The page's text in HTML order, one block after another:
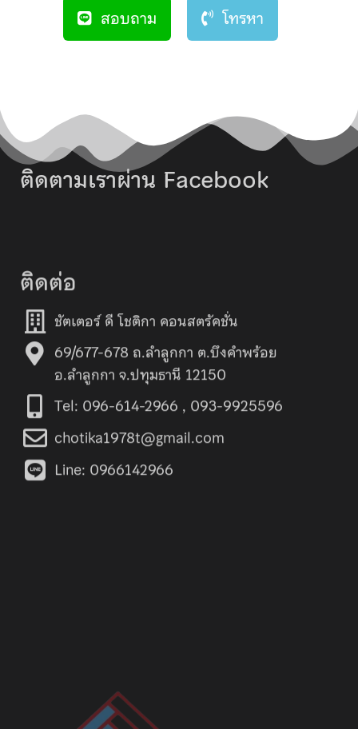
สอบถาม โทรหา
ติดตามเราผ่าน Facebook
ติดต่อ
ชัตเตอร์ ดี โชติกา คอนสตรัคชั่น
69/677-678 ถ.ลำลูกกา ต.บึงคำพร้อย
อ.ลำลูกกา จ.ปทุมธานี 12150
Tel: 096-614-2966 , 093-9925596
chotika1978t@gmail.com
Line: 0966142966